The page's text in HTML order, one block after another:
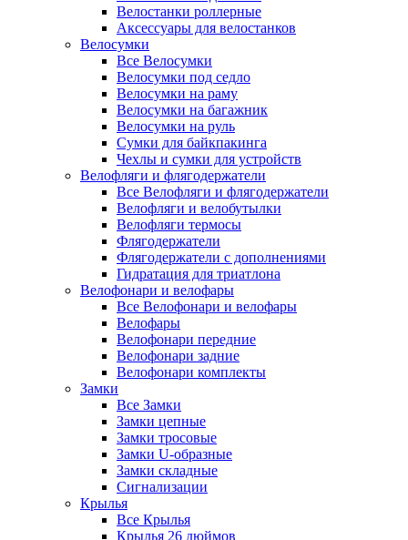
Велостанки роллерные
Аксессуары для велостанков
Велосумки
Все Велосумки
Велосумки под седло
Велосумки на раму
Велосумки на багажник
Велосумки на руль
Сумки для байкпакинга
Чехлы и сумки для устройств
Велофляги и флягодержатели
Все Велофляги и флягодержатели
Велофляги и велобутылки
Велофляги термосы
Флягодержатели
Флягодержатели с дополнениями
Гидратация для триатлона
Велофонари и велофары
Все Велофонари и велофары
Велофары
Велофонари передние
Велофонари задние
Велофонари комплекты
Замки
Все Замки
Замки цепные
Замки тросовые
Замки U-образные
Замки складные
Сигнализации
Крылья
Все Крылья
Крылья 26 дюймов